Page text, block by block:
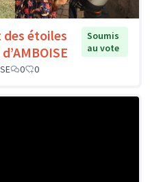
des étoiles
Soumis
au vote
0 0